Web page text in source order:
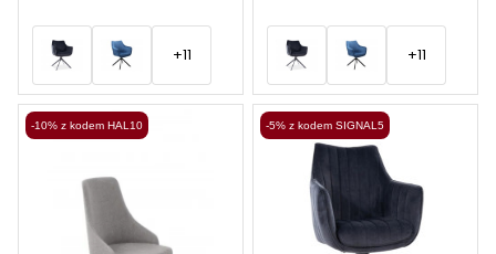
+11 +11
-10% z kodem HAL10 -5% z kodem SIGNAL5